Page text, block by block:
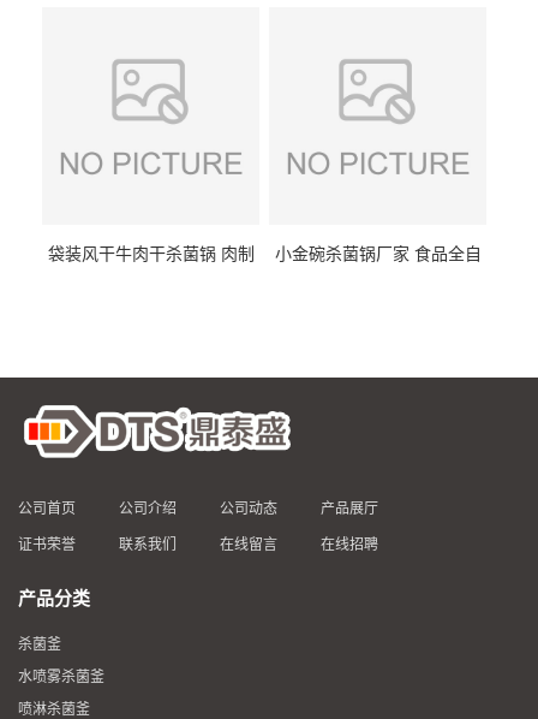
袋装风干牛肉干杀菌锅 肉制
小金碗杀菌锅厂家 食品全自
公司首页 公司介绍 公司动态 产品展厅
证书荣誉 联系我们 在线留言 在线招聘
产品分类
杀菌釜
水喷雾杀菌釜
喷淋杀菌釜